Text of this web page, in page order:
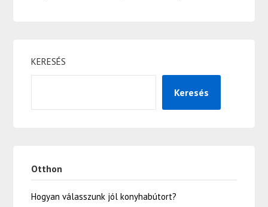
KERESÉS
Keresés
Otthon
Hogyan válasszunk jól konyhabútort?